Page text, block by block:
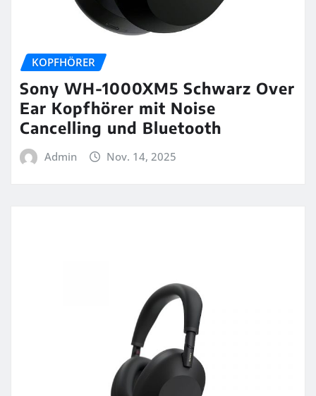
KOPFHÖRER
Sony WH-1000XM5 Schwarz Over
Ear Kopfhörer mit Noise
Cancelling und Bluetooth
Admin Nov. 14, 2025